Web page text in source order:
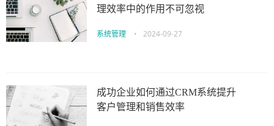
理效率中的作用不可忽视
系统管理 • 2024-09-27
成功企业如何通过CRM系统提升
客户管理和销售效率